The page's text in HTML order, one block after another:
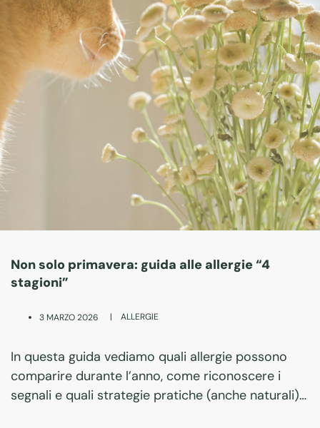
Non solo primavera: guida alle allergie “4
stagioni”
3 MARZO 2026 | ALLERGIE
In questa guida vediamo quali allergie possono
comparire durante l’anno, come riconoscere i
segnali e quali strategie pratiche (anche naturali)